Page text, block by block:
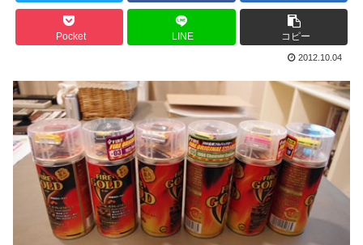
Pocket LINE コピー
2012.10.04